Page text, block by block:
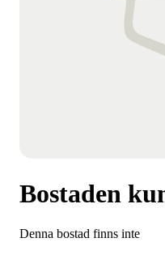
Bostaden
Denna bostad finns inte